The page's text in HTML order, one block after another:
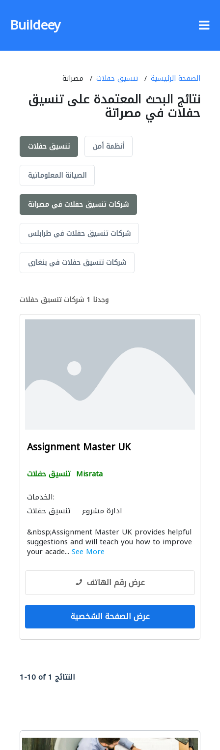
Buildeey
الصفحة الرئيسية تنسيق حفلات مصراتة
نتائج البحث المعتمدة على تنسيق
حفلات في مصراتة
تنسيق حفلات أنظمة أمن
الصيانة المعلوماتية
شركات تنسيق حفلات في مصراتة
شركات تنسيق حفلات في طرابلس
شركات تنسيق حفلات في بنغازي
وجدنا 1 شركات تنسيق حفلات
Assignment Master UK
تنسيق حفلات Misrata
الخدمات:
تنسيق حفلات
ادارة مشروع
&nbsp;Assignment Master UK provides helpful
suggestions and will teach you how to improve
your acade... See More
عرض رقم الهاتف
عرض الصفحة الشخصية
1-10 of 1 النتائج